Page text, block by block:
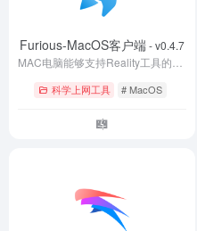
Furious-MacOS客户端 - v0.4.7
科学上网工具 # MacOS